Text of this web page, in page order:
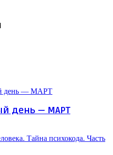
день — МАРТ